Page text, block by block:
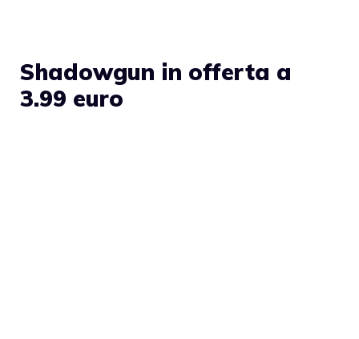
Shadowgun in offerta a
3.99 euro